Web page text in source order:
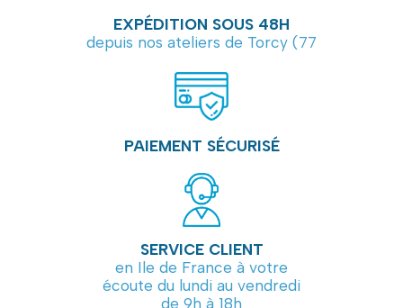
EXPÉDITION SOUS 48H
depuis nos ateliers de Torcy (77
PAIEMENT SÉCURISÉ
SERVICE CLIENT
en Ile de France à votre
écoute du lundi au vendredi
de 9h à 18h